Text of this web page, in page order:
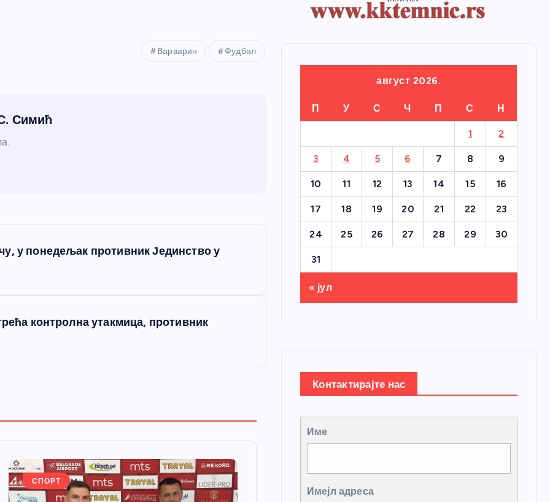
Варварин Фудбал
Симић
у понедељак противник Јединство у
контролна утакмица, противник
СПОРТ
август 2026.
П У С Ч П С Н
1 2
3 4 5 6 7 8 9
10 11 12 13 14 15 16
17 18 19 20 21 22 23
24 25 26 27 28 29 30
31
« јул
Контактирајте нас
Име
Имејл адреса